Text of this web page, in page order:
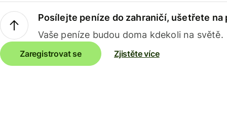
Posílejte peníze do zahraničí, ušetřete na
Vaše peníze budou doma kdekoli na světě.
Zaregistrovat se Zjistěte více